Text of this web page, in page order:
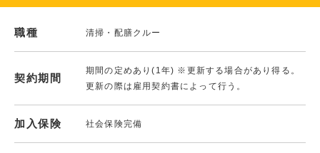
職種 清掃・配膳クルー
契約期間
期間の定めあり(1年) ※更新する場合があり得る。
更新の際は雇用契約書によって行う。
加入保険 社会保険完備